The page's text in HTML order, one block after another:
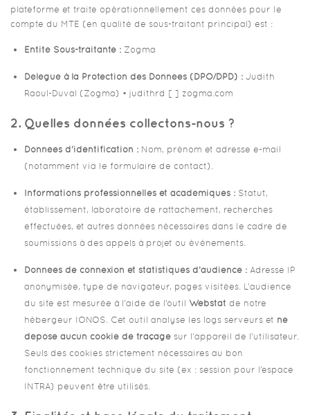
plateforme et traite opérationnellement ces données pour le
compte du MTE (en qualité de sous-traitant principal) est :
Entité Sous-traitante : Zogma
Délégué à la Protection des Données (DPO/DPD) : Judith
Raoul-Duval (Zogma) • judithrd [ ] zogma.com
2. Quelles données collectons-nous ?
Données d’identification : Nom, prénom et adresse e-mail
(notamment via le formulaire de contact).
Informations professionnelles et académiques : Statut,
établissement, laboratoire de rattachement, recherches
effectuées, et autres données nécessaires dans le cadre de
soumissions à des appels à projet ou événements.
Données de connexion et statistiques d’audience : Adresse IP
anonymisée, type de navigateur, pages visitées. L’audience
du site est mesurée à l’aide de l’outil Webstat de notre
hébergeur IONOS. Cet outil analyse les logs serveurs et ne
dépose aucun cookie de traçage sur l’appareil de l’utilisateur.
Seuls des cookies strictement nécessaires au bon
fonctionnement technique du site (ex : session pour l’espace
INTRA) peuvent être utilisés.